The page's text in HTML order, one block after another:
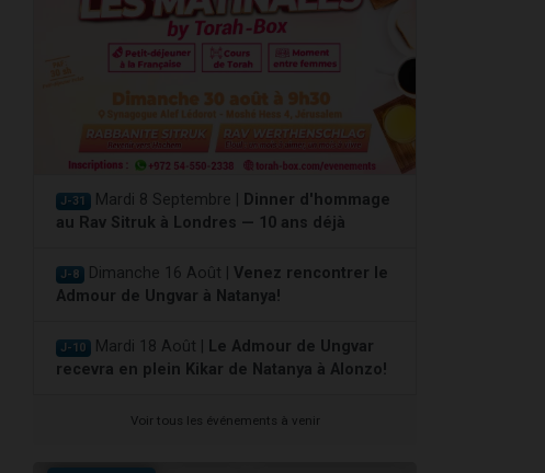
J-31 Mardi 8 Septembre |
Dinner d'hommage
au Rav Sitruk à Londres — 10 ans déjà
J-8 Dimanche 16 Août | Venez rencontrer le
Admour de Ungvar à Natanya!
J-10 Mardi 18 Août |
Le Admour de Ungvar
recevra en plein Kikar de Natanya à Alonzo!
Voir tous les événements à venir